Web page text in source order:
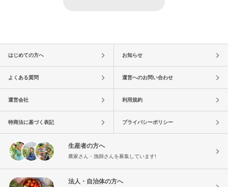
はじめての方へ お知らせ
よくある質問 運営へのお問い合わせ
運営会社 利用規約
特商法に基づく表記 プライバシーポリシー
生産者の方へ
農家さん・漁師さんを募集しています!
法人・自治体の方へ